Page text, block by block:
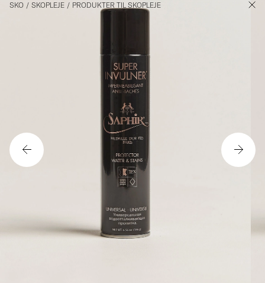
SKO / SKOPLEJE / PRODUKTER TIL SKOPLEJE